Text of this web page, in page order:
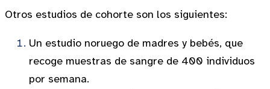
Otros estudios de cohorte son los siguientes:
Un estudio noruego de madres y bebés, que
recoge muestras de sangre de 400 individuos
por semana.